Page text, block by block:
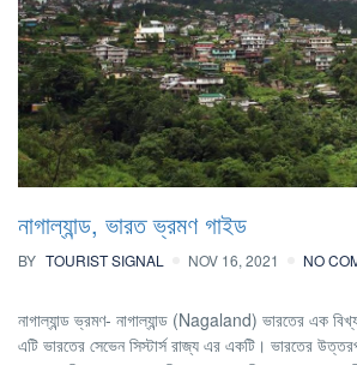
নাগাল্যান্ড, ভারত ভ্রমণ গাইড
BY TOURIST SIGNAL NOV 16, 2021 NO
নাগাল্যান্ড ভ্রমণ- নাগাল্যান্ড (Nagaland) ভারতের এক
এটি ভারতের সেভেন সিস্টার্স রাজ্য এর একটি। ভারতের